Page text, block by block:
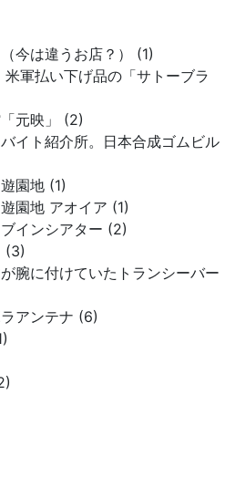
今は違うお店？） (1)
軍払い下げ品の「サトーブラ
元映」 (2)
イト紹介所。日本合成ゴムビル
園地 (1)
園地 アオイア (1)
インシアター (2)
(3)
腕に付けていたトランシーバー
アンテナ (6)